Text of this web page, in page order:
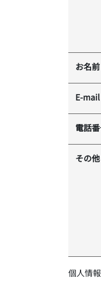
お名前
E-mail
電話
その
個人情